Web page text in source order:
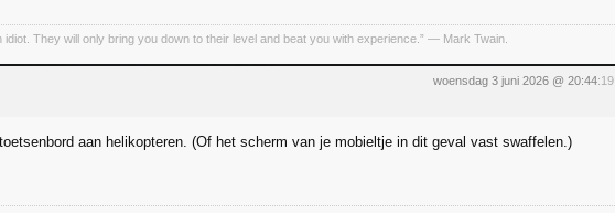
idiot. They will only bring you down to their level and beat you with experience.” ― Mark Twain.
woensdag 3 juni 2026 @ 20:44:19
aan helikopteren. (Of het scherm van je mobieltje in dit geval vast swaffelen.)